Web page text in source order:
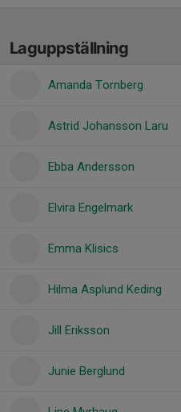
Laguppställning
Amanda Tornberg
Astrid Johansson Laru
Ebba Andersson
Elvira Engelmark
Emma Klisics
Hilma Asplund Keding
Jill Eriksson
Junie Berglund